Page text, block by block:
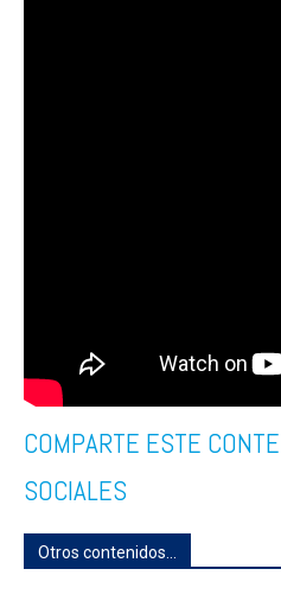
COMPARTE ESTE
SOCIALES
Otros contenidos...